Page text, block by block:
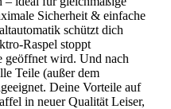
Sicherheit & einfache
schützt dich
Raspel stoppt
geöffnet wird. Und nach
Teile (außer dem
Deine Vorteile auf
in neuer Qualität Leiser,